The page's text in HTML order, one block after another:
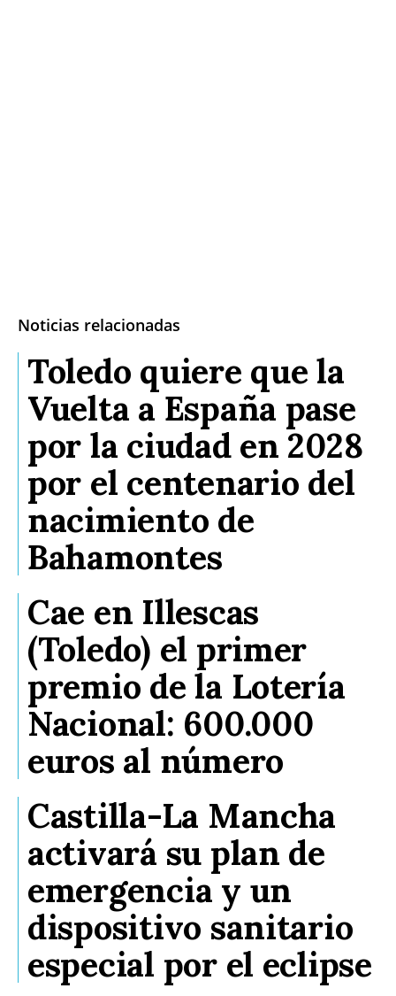
Noticias relacionadas
Toledo quiere que la
Vuelta a España pase
por la ciudad en 2028
por el centenario del
nacimiento de
Bahamontes
Cae en Illescas
(Toledo) el primer
premio de la Lotería
Nacional: 600.000
euros al número
Castilla-La Mancha
activará su plan de
emergencia y un
dispositivo sanitario
especial por el eclipse